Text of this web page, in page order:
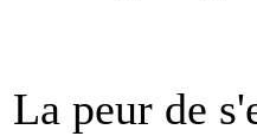
La peur de